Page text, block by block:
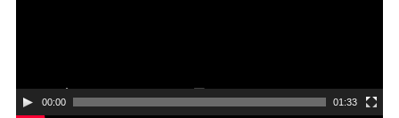
00:00 01:33